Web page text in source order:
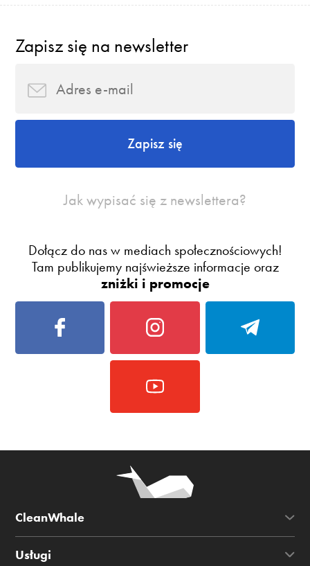
Zapisz się na newsletter
Zapisz się
Jak wypisać się z newslettera?
Dołącz do nas w mediach społecznościowych!
Tam publikujemy najświeższe informacje oraz
zniżki i promocje
CleanWhale
Usługi